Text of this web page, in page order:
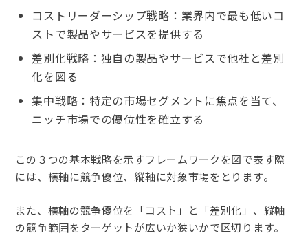
コストリーダーシップ戦略：業界内で最も低いコ
ストで製品やサービスを提供する
差別化戦略：独自の製品やサービスで他社と差別
化を図る
集中戦略：特定の市場セグメントに焦点を当て、
ニッチ市場での優位性を確立する
この３つの基本戦略を示すフレームワークを図で表す際
には、横軸に競争優位、縦軸に対象市場をとります。
また、横軸の競争優位を「コスト」と「差別化」、縦軸
の競争範囲をターゲットが広いか狭いかで区切ります。